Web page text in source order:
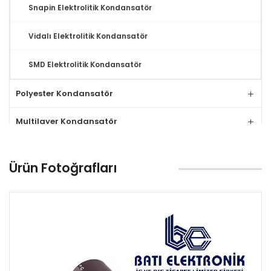
Snapin Elektrolitik Kondansatör
Vidalı Elektrolitik Kondansatör
SMD Elektrolitik Kondansatör
Polyester Kondansatör
Multilayer Kondansatör
MLCC Kondansatör
Ürün Fotoğrafları